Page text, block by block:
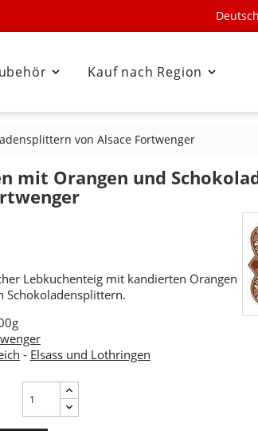
Deutsch
 
Kauf nach Region
von Alsace Fortwenger
mit Orangen und
Lebkuchenteig mit kandierten Orangen
Schokoladensplittern.
- Elsass und Lothringen